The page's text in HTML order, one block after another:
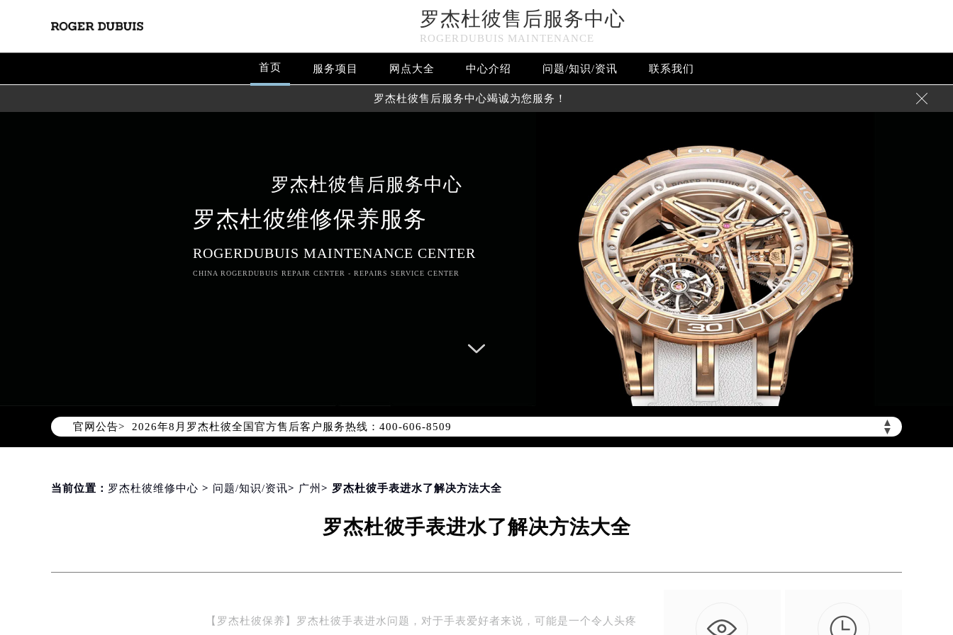
罗杰杜彼售后服务中心
ROGERDUBUIS MAINTENANCE
首页 服务项目 网点大全 中心介绍 问题/知识/资讯 联系我们
罗杰杜彼售后服务中心竭诚为您服务！ 
罗杰杜彼售后服务中心
罗杰杜彼维修保养服务
ROGERDUBUIS MAINTENANCE CENTER
CHINA ROGERDUBUIS REPAIR CENTER - REPAIRS SERVICE CENTER
官网公告> ▲
▼
罗杰杜彼官方全国统一服务热线400-606-8509，服务覆盖中国大陆、香港、澳门、台湾全部区域（非大陆需加拨“+86”）
2026年8月罗杰杜彼售后服务中心最新网点地址：
北京市东城区东长安街1号东方广场写字楼W3座6层602室（需提前预约）
上海市徐汇区虹桥路3号港汇中心写字楼2座37层3705室（需提前预约）
扬州市邗江区国展路29号星耀天地写字楼1号楼18层1803室（需提前预约）
当前位置： 罗杰杜彼维修中心 > 问题/知识/资讯> 广州 > 罗杰杜彼手表进水了解决方法大全
罗杰杜彼手表进水了解决方法大全
【罗杰杜彼保养】罗杰杜彼手表进水问题，对于手表爱好者来说，可能是一个令人头疼 